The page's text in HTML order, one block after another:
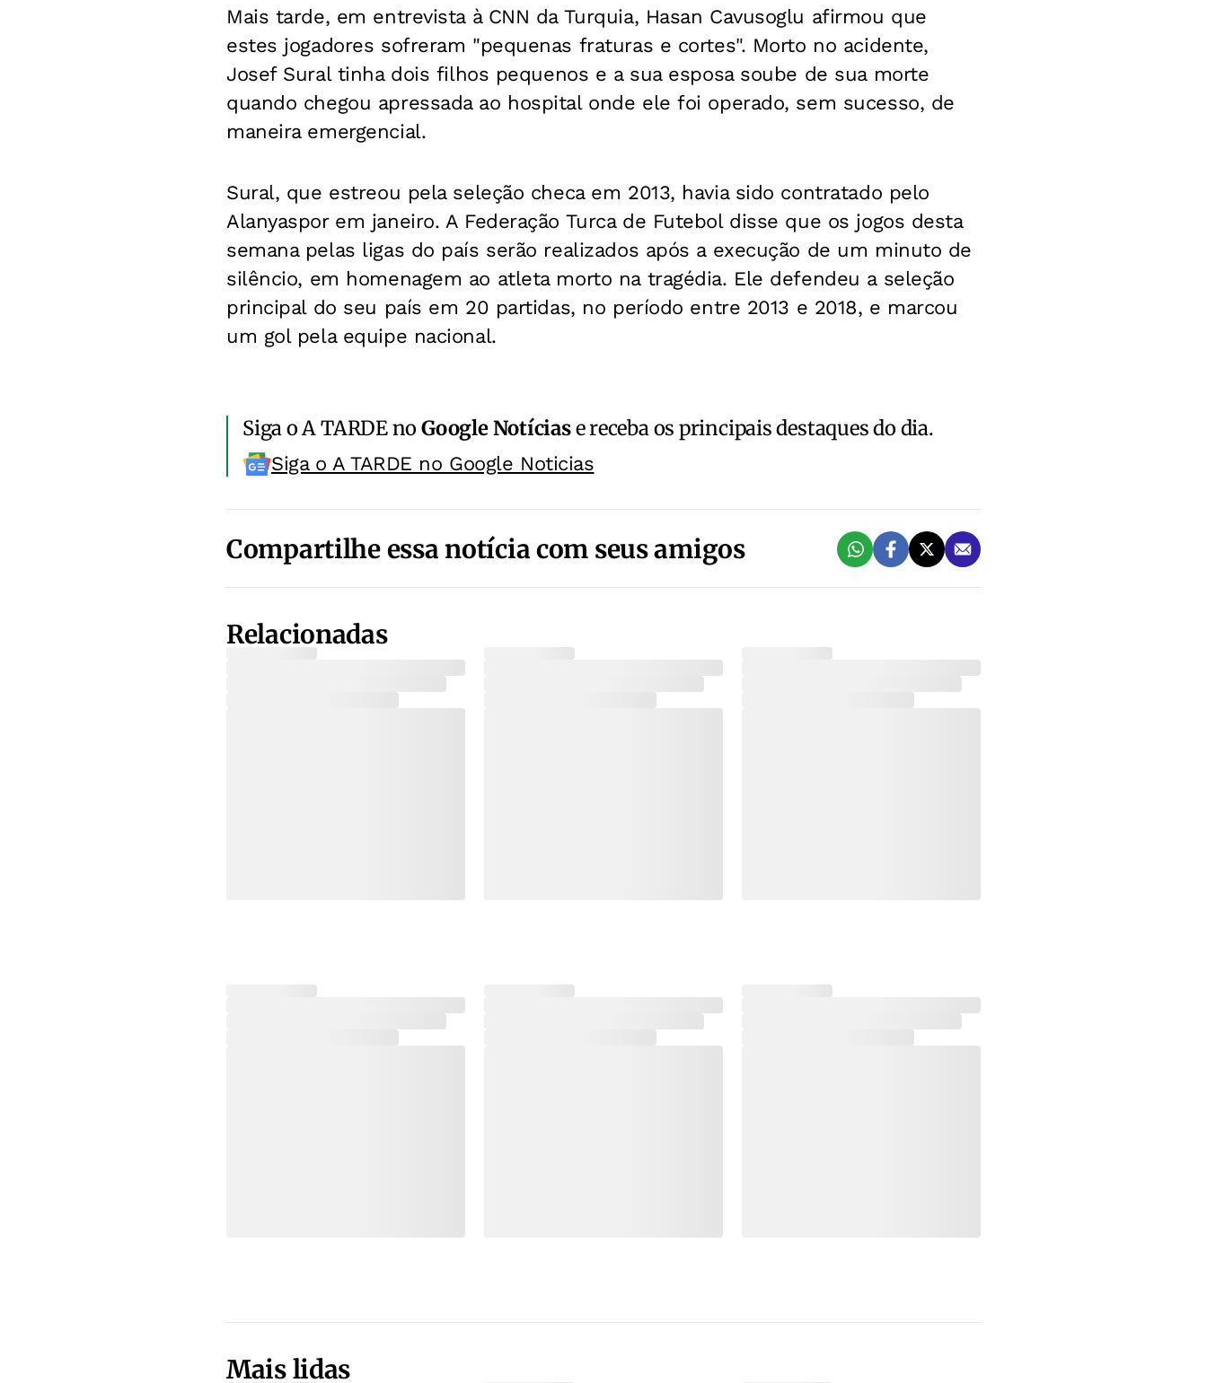
Mais tarde, em entrevista à CNN da Turquia, Hasan Cavusoglu afirmou que
estes jogadores sofreram "pequenas fraturas e cortes". Morto no acidente,
Josef Sural tinha dois filhos pequenos e a sua esposa soube de sua morte
quando chegou apressada ao hospital onde ele foi operado, sem sucesso, de
maneira emergencial.
Sural, que estreou pela seleção checa em 2013, havia sido contratado pelo
Alanyaspor em janeiro. A Federação Turca de Futebol disse que os jogos desta
semana pelas ligas do país serão realizados após a execução de um minuto de
silêncio, em homenagem ao atleta morto na tragédia. Ele defendeu a seleção
principal do seu país em 20 partidas, no período entre 2013 e 2018, e marcou
um gol pela equipe nacional.
Siga o A TARDE noGoogle Notíciase receba os principais destaques do dia.
Siga o A TARDE no Google Noticias
Compartilhe essa notícia com seus amigos
Relacionadas
Mais lidas